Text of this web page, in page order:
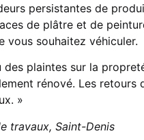
persistantes de
de plâtre et de
vous souhaitez véhiculer.
des plaintes sur la
rénové. Les retours
»
travaux, Saint-Denis